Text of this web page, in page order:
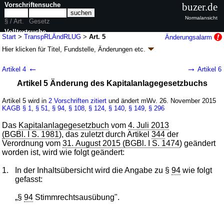
Start >TranspRLÄndRLUG >Art. 5
Änderungsalarm
Hier klicken fürTitel, Fundstelle, Änderungen etc.
Transparenzrichtlinie-Änderungsrichtlinie
(TranspRLÄndRLUGk.a.Abk.)
G. v. 20.11.2015BGBl. I S. 2029, 2017 I 558; Geltung ab 26.11.2015,
abweichend sieheArtikel 26
wird in 31 Vorschriften zitiert
Artikel 4 ← → Artikel 6
Artikel 5 Änderung des Kapitalanlagegesetzbuchs
Artikel 5 wird in 2 Vorschriften zitiert und ändert mWv. 26. November 2015
KAGB § 1 § 51 § 94 § 108 § 124 § 140 § 149 § 296
Das Kapitalanlagegesetzbuch vom4. Juli 2013
(BGBl. I S. 1981), das zuletzt durch Artikel344 der
Verordnung vom31. August 2015 (BGBl. I S. 1474) geändert
worden ist, wird wie folgt geändert:
1. In der Inhaltsübersicht wird die Angabe zu §94 wie folgt
gefasst:
„§94 Stimmrechtsausübung".
Vorschriftensuche
§ / Art.
Gesetz
Volltextsuche
nur in TranspRLÄndRLUG
buzer.de
Normalansicht